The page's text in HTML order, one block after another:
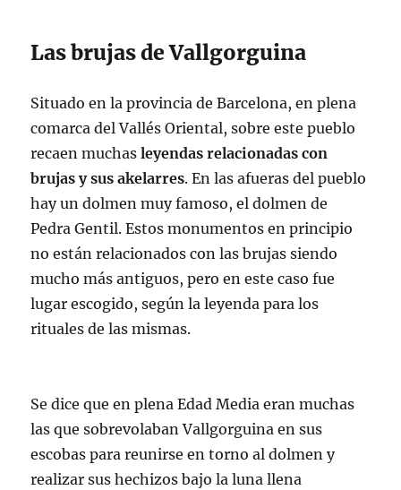
Las brujas de Vallgorguina
Situado en la provincia de Barcelona, en plena
comarca del Vallés Oriental, sobre este pueblo
recaen muchas leyendas relacionadas con
brujas y sus akelarres. En las afueras del pueblo
hay un dolmen muy famoso, el dolmen de
Pedra Gentil. Estos monumentos en principio
no están relacionados con las brujas siendo
mucho más antiguos, pero en este caso fue
lugar escogido, según la leyenda para los
rituales de las mismas.
Se dice que en plena Edad Media eran muchas
las que sobrevolaban Vallgorguina en sus
escobas para reunirse en torno al dolmen y
realizar sus hechizos bajo la luna llena